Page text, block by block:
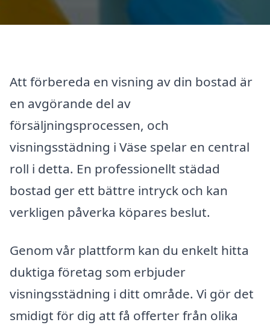
Att förbereda en visning av din bostad är
en avgörande del av
försäljningsprocessen, och
visningsstädning i Väse spelar en central
roll i detta. En professionellt städad
bostad ger ett bättre intryck och kan
verkligen påverka köpares beslut.
Genom vår plattform kan du enkelt hitta
duktiga företag som erbjuder
visningsstädning i ditt område. Vi gör det
smidigt för dig att få offerter från olika